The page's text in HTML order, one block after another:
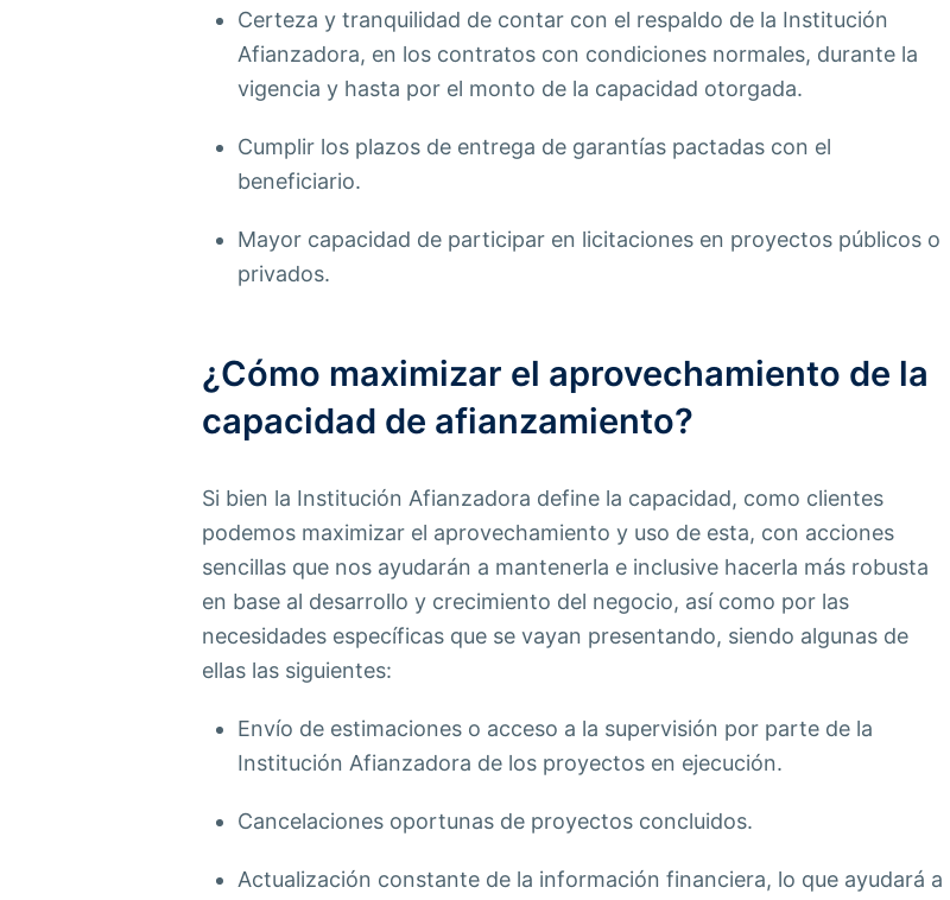
Certeza y tranquilidad de contar con el respaldo de la Institución
Afianzadora, en los contratos con condiciones normales, durante la
vigencia y hasta por el monto de la capacidad otorgada.
Cumplir los plazos de entrega de garantías pactadas con el
beneficiario.
Mayor capacidad de participar en licitaciones en proyectos públicos o
privados.
¿Cómo maximizar el aprovechamiento de la
capacidad de afianzamiento?
Si bien la Institución Afianzadora define la capacidad, como clientes
podemos maximizar el aprovechamiento y uso de esta, con acciones
sencillas que nos ayudarán a mantenerla e inclusive hacerla más robusta
en base al desarrollo y crecimiento del negocio, así como por las
necesidades específicas que se vayan presentando, siendo algunas de
ellas las siguientes:
Envío de estimaciones o acceso a la supervisión por parte de la
Institución Afianzadora de los proyectos en ejecución.
Cancelaciones oportunas de proyectos concluidos.
Actualización constante de la información financiera, lo que ayudará a